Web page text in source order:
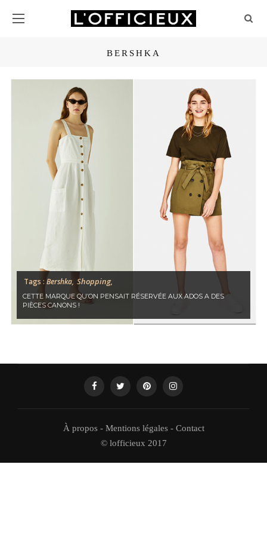
BERSHKA
Tags :Bershka, Shopping,
CETTE MARQUE QU’ON PENSAIT RÉSERVÉE AUX ADOS A DES
PIÈCES CANONS !
À propos- Mentions légales- Contact
© lofficieux 2017